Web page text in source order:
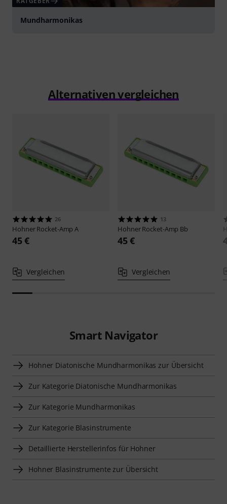
Mundharmonikas
Alternativen vergleichen
26
HohnerRocket-Amp A
45 €
Vergleichen
13
HohnerRocket-Amp Bb
45 €
Vergleichen
Smart Navigator
Hohner Diatonische Mundharmonikas zur Übersicht
Zur Kategorie Diatonische Mundharmonikas
Zur Kategorie Mundharmonikas
Zur Kategorie Blasinstrumente
Detaillierte Herstellerinfos für Hohner
Hohner Blasinstrumente zur Übersicht